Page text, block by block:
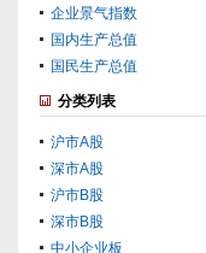
企业景气指数
国内生产总值
国民生产总值
分类列表
沪市A股
深市A股
沪市B股
深市B股
中小企业板